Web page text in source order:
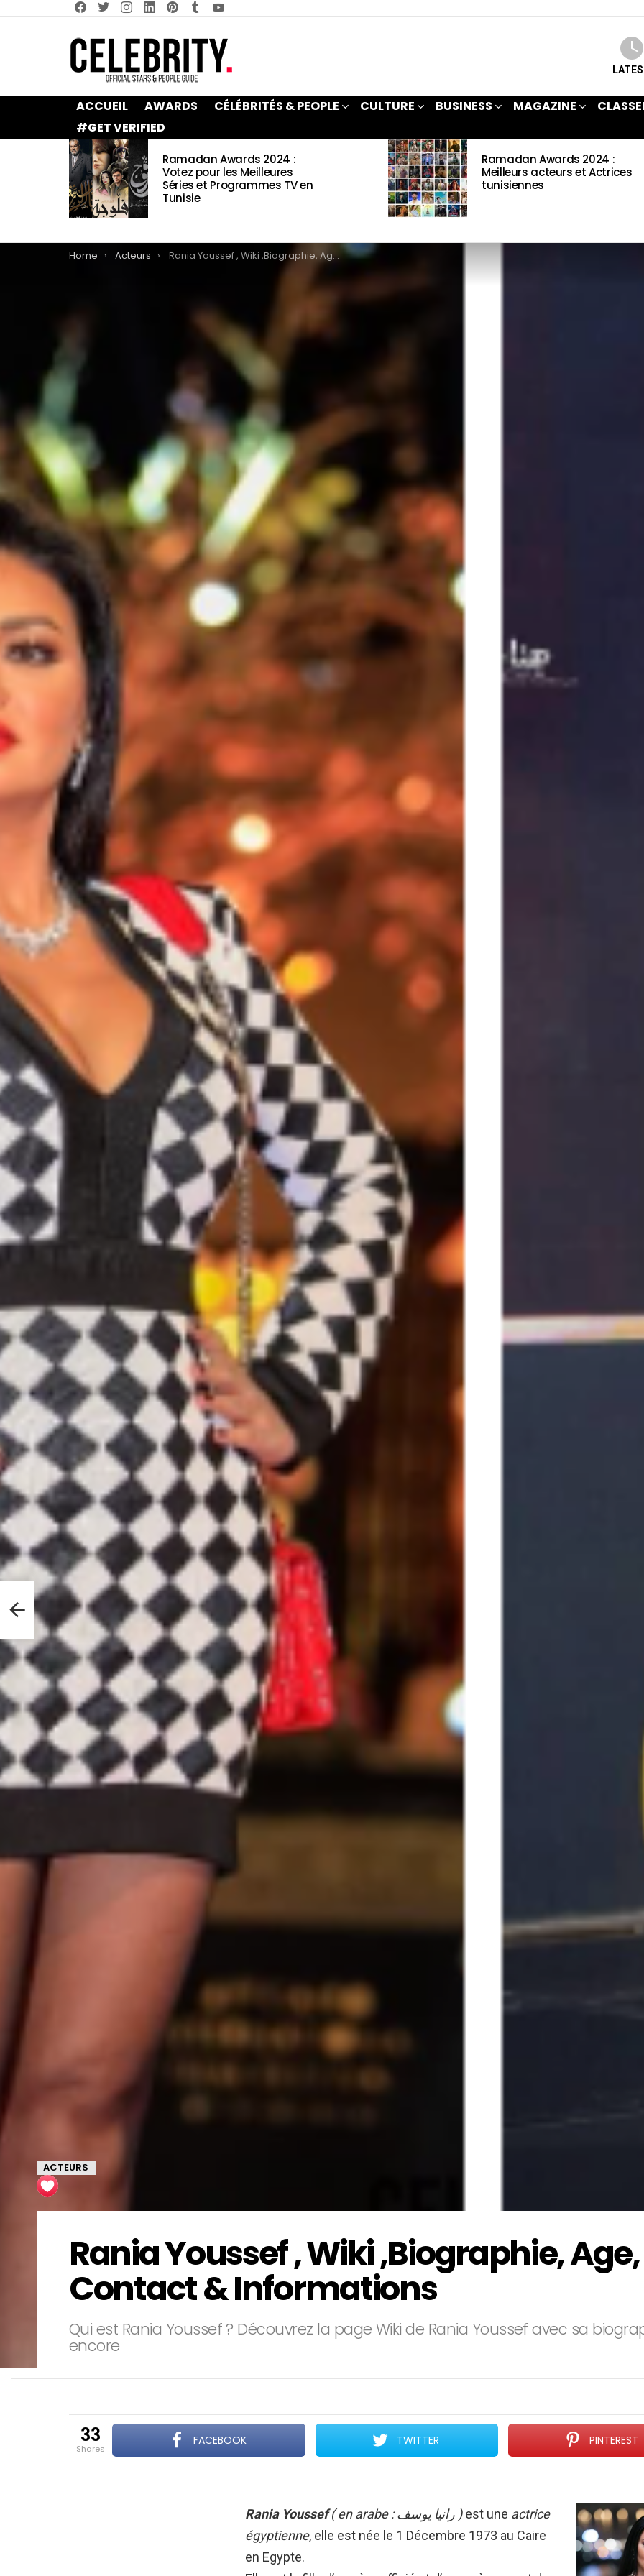
ACCUEIL AWARDS CÉLÉBRITÉS & PEOPLE CULTURE BUSINESS MAGAZINE
#GET VERIFIED
LATEST
STORIES
Ramadan Awards 2024 :
Votez pour les Meilleures
Séries et Programmes TV en
Tunisie
Ramadan Awards 2024 :
Meilleurs acteurs et Actrices
tunisiennes
You are here:
Home Acteurs Rania Youssef , Wiki ,Biographie, Age, Taille, Mariage, Contact & Informations
ACTEURS
Rania Youssef , Wiki ,Biographie,
Contact & Informations
Qui est Rania Youssef ? Découvrez la page Wiki de Rania Youssef avec sa
encore
33
shares
FACEBOOK TWITTER PINTEREST
Rania Youssef ( en arabe : رانيا يوسف )est une actrice
égyptienne, elle est née le 1 Décembre 1973 au Caire
en Egypte.